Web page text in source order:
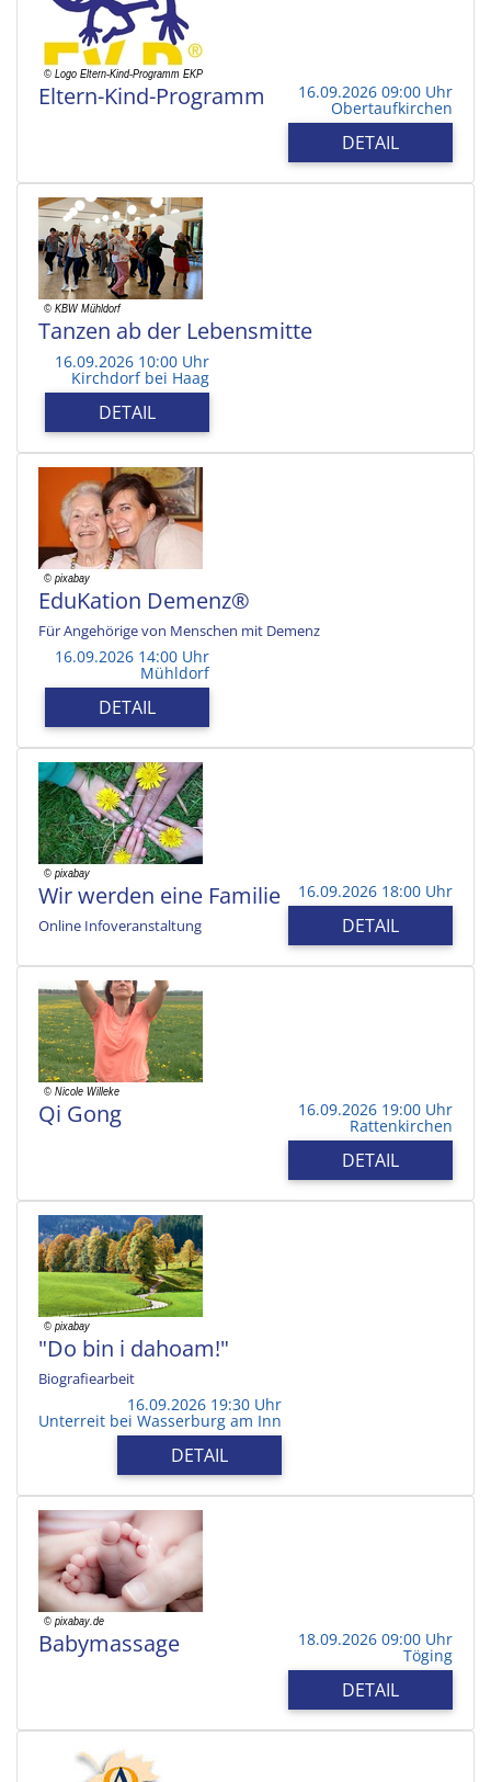
Eltern-Kind-Programm 16.09.2026 09:00 Uhr
Obertaufkirchen
DETAIL
Tanzen ab der Lebensmitte
16.09.2026 10:00 Uhr
Kirchdorf bei Haag
DETAIL
EduKation Demenz®
Für Angehörige von Menschen mit Demenz
16.09.2026 14:00 Uhr
Mühldorf
DETAIL
Wir werden eine Familie
Online Infoveranstaltung
16.09.2026 18:00 Uhr
DETAIL
Qi Gong 16.09.2026 19:00 Uhr
Rattenkirchen
DETAIL
"Do bin i dahoam!"
Biografiearbeit
16.09.2026 19:30 Uhr
Unterreit bei Wasserburg am Inn
DETAIL
Babymassage 18.09.2026 09:00 Uhr
Töging
DETAIL